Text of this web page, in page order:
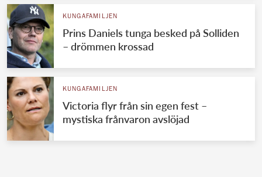
KUNGAFAMILJEN
Prins Daniels tunga besked på Solliden
– drömmen krossad
KUNGAFAMILJEN
Victoria flyr från sin egen fest –
mystiska frånvaron avslöjad